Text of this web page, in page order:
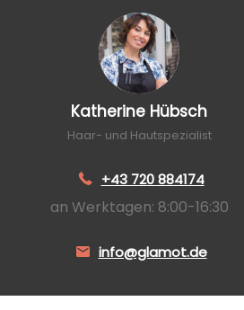
Katherine Hübsch
Haar- und Hautspezialist
+43 720 884174
an Werktagen: 8:00-16:30
info@glamot.de